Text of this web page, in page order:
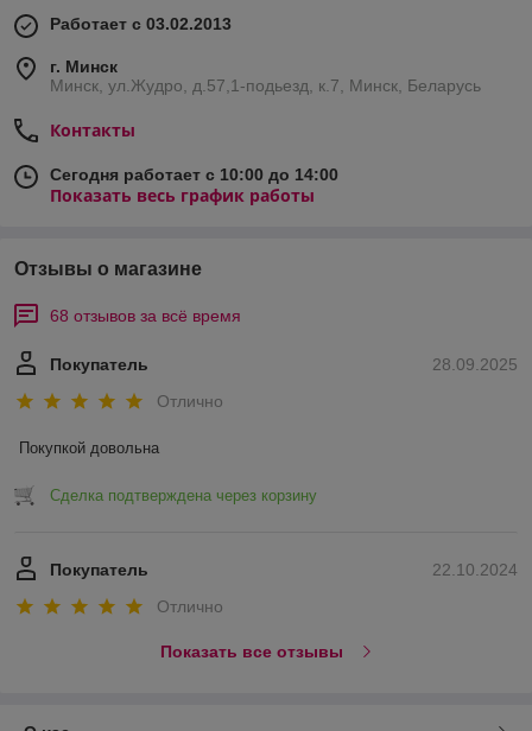
Работает с 03.02.2013
г. Минск
Минск, ул.Жудро, д.57,1-подьезд, к.7, Минск, Беларусь
Контакты
Сегодня работает с 10:00 до 14:00
Показать весь график работы
Отзывы о магазине
68 отзывов за всё время
28.09.2025
Покупатель
Отлично
Покупкой довольна
Сделка подтверждена через корзину
22.10.2024
Покупатель
Отлично
Показать все отзывы